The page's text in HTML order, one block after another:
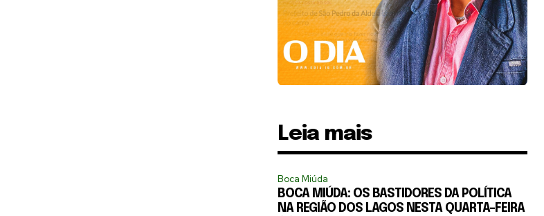
Leia mais
Boca Miúda
BOCA MIÚDA: OS BASTIDORES DA POLÍTICA
NA REGIÃO DOS LAGOS NESTA QUARTA-FEIRA